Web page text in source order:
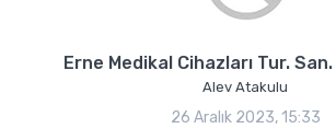
Erne Medikal Cihazları Tur.
Alev Atakulu
26 Aralık 2023, 15:33